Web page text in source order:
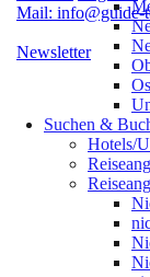
Mail: info@guide-
Newsletter
Suchen &
Hotels/